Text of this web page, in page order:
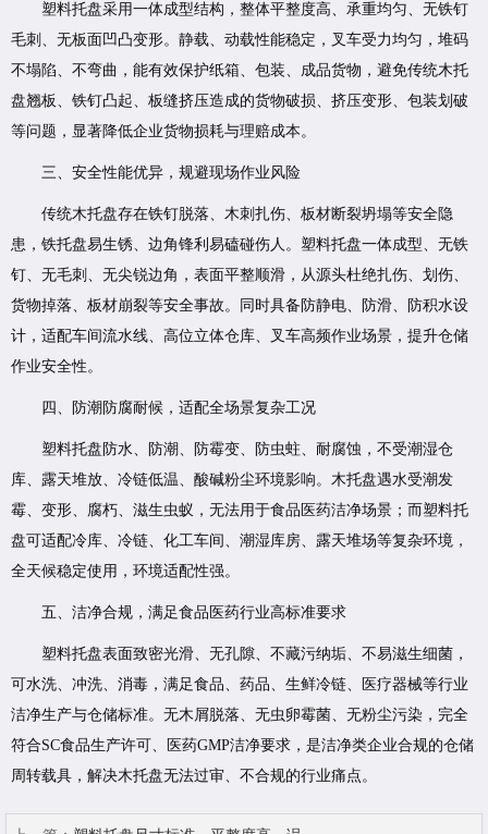
塑料托盘采用一体成型结构，整体平整度高、承重均匀、无铁钉
毛刺、无板面凹凸变形。静载、动载性能稳定，叉车受力均匀，堆码
不塌陷、不弯曲，能有效保护纸箱、包装、成品货物，避免传统木托
盘翘板、铁钉凸起、板缝挤压造成的货物破损、挤压变形、包装划破
等问题，显著降低企业货物损耗与理赔成本。
三、安全性能优异，规避现场作业风险
传统木托盘存在铁钉脱落、木刺扎伤、板材断裂坍塌等安全隐
患，铁托盘易生锈、边角锋利易磕碰伤人。塑料托盘一体成型、无铁
钉、无毛刺、无尖锐边角，表面平整顺滑，从源头杜绝扎伤、划伤、
货物掉落、板材崩裂等安全事故。同时具备防静电、防滑、防积水设
计，适配车间流水线、高位立体仓库、叉车高频作业场景，提升仓储
作业安全性。
四、防潮防腐耐候，适配全场景复杂工况
塑料托盘防水、防潮、防霉变、防虫蛀、耐腐蚀，不受潮湿仓
库、露天堆放、冷链低温、酸碱粉尘环境影响。木托盘遇水受潮发
霉、变形、腐朽、滋生虫蚁，无法用于食品医药洁净场景；而塑料托
盘可适配冷库、冷链、化工车间、潮湿库房、露天堆场等复杂环境，
全天候稳定使用，环境适配性强。
五、洁净合规，满足食品医药行业高标准要求
塑料托盘表面致密光滑、无孔隙、不藏污纳垢、不易滋生细菌，
可水洗、冲洗、消毒，满足食品、药品、生鲜冷链、医疗器械等行业
洁净生产与仓储标准。无木屑脱落、无虫卵霉菌、无粉尘污染，完全
符合SC食品生产许可、医药GMP洁净要求，是洁净类企业合规的仓储
周转载具，解决木托盘无法过审、不合规的行业痛点。